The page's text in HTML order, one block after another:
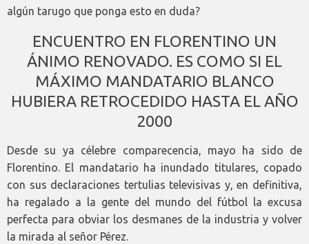
algún tarugo que ponga esto en duda?
ENCUENTRO EN FLORENTINO UN
ÁNIMO RENOVADO. ES COMO SI EL
MÁXIMO MANDATARIO BLANCO
HUBIERA RETROCEDIDO HASTA EL AÑO
2000
Desde su ya célebre comparecencia, mayo ha sido de
Florentino. El mandatario ha inundado titulares, copado
con sus declaraciones tertulias televisivas y, en definitiva,
ha regalado a la gente del mundo del fútbol la excusa
perfecta para obviar los desmanes de la industria y volver
la mirada al señor Pérez.